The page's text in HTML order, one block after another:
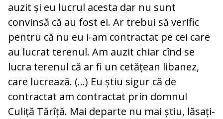
auzit și eu lucrul acesta dar nu sunt
convinsă că au fost ei. Ar trebui să verific
pentru că nu eu i-am contractat pe cei care
au lucrat terenul. Am auzit chiar cînd se
lucra terenul că ar fi un cetățean libanez,
care lucrează. (…) Eu știu sigur că de
contractat am contractat prin domnul
Culiță Tărîță. Mai departe nu mai știu, lăsați-